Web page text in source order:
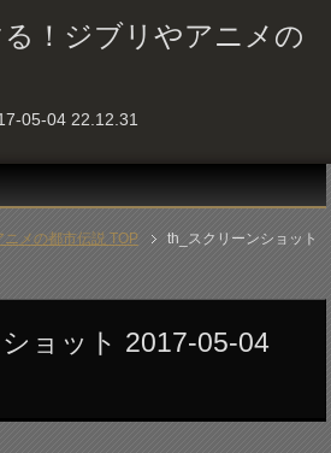
！ジブリやアニメの
05-04 22.12.31
メの都市伝説 TOP
th_スクリーンショット
ョット 2017-05-04